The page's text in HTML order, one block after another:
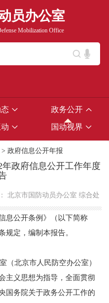
员办公室
Mobilization Office
政务公开
国动视界
> 政府信息公开年报
政府信息公开工作年度
北京市国防动员办公室 综合处
公开条例》（以下简称
规定，编制本报告。
北京市人民防空办公室）
主义思想为指导，全面贯彻
国务院关于政务公开工作的